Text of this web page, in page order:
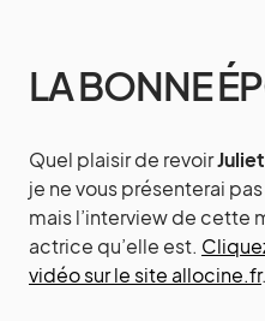
LA BONNE
Quel plaisir de revoir
je ne vous présenterai
mais l’interview de cette
actrice qu’elle est.
vidéo sur le site allocine.fr.